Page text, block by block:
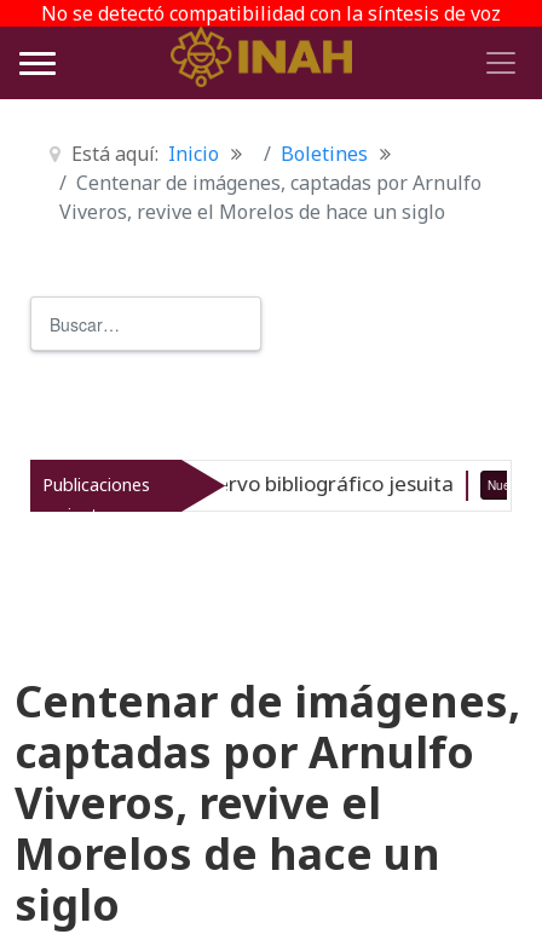
No se detectó compatibilidad con la síntesis de voz
Está aquí: Inicio
Boletines
Centenar de imágenes, captadas por Arnulfo
Viveros, revive el Morelos de hace un siglo
Publicaciones
recientes
acervo bibliográfico jesuita Nuevo 06-08-26
Centenar de imágenes,
captadas por Arnulfo
Viveros, revive el
Morelos de hace un
siglo